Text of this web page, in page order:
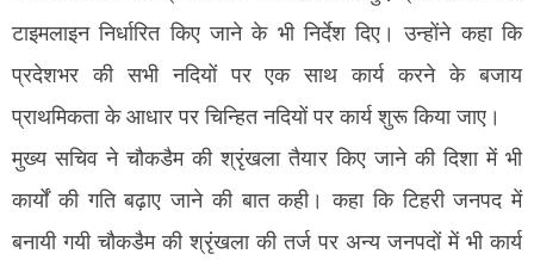
टाइमलाइन निर्धारित किए जाने के भी निर्देश दिए। उन्होंने कहा कि
प्रदेशभर की सभी नदियों पर एक साथ कार्य करने के बजाय
प्राथमिकता के आधार पर चिन्हित नदियों पर कार्य शुरू किया जाए।
मुख्य सचिव ने चौकडैम की श्रृंखला तैयार किए जाने की दिशा में भी
कार्यों की गति बढ़ाए जाने की बात कही। कहा कि टिहरी जनपद में
बनायी गयी चौकडैम की श्रृंखला की तर्ज पर अन्य जनपदों में भी कार्य